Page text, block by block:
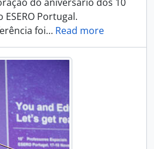
Portugal.
foi… Read more